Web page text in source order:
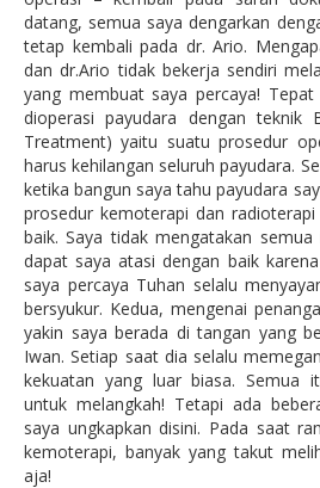
datang, semua saya dengarkan
tetap kembali pada dr. Ario.
dan dr.Ario tidak bekerja sendiri
yang membuat saya percaya!
dioperasi payudara dengan teknik
Treatment) yaitu suatu prosedur
harus kehilangan seluruh payudara.
ketika bangun saya tahu payudara
prosedur kemoterapi dan
baik. Saya tidak mengatakan
dapat saya atasi dengan baik
saya percaya Tuhan selalu
bersyukur. Kedua, mengenai
yakin saya berada di tangan yang
Iwan. Setiap saat dia selalu
kekuatan yang luar biasa. Semua
untuk melangkah! Tetapi ada
saya ungkapkan disini. Pada saat
kemoterapi, banyak yang takut
aja!